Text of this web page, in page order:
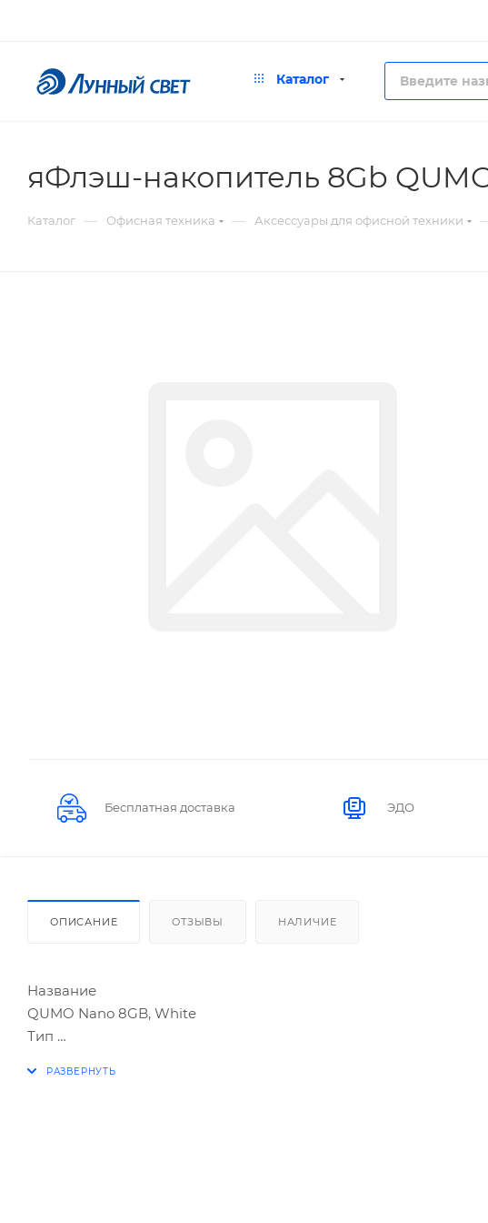
Каталог
яФлэш-накопитель 8Gb
Каталог — Офисная техника — Аксессуары для офисной техники
Бесплатная доставка ЭДО
ОПИСАНИЕ ОТЗЫВЫ НАЛИЧИЕ
Название
QUMO Nano 8GB, White
Тип